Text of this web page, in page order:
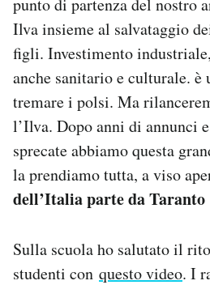
punto di partenza del nostro
Ilva insieme al salvataggio
figli. Investimento
anche sanitario e culturale. è
tremare i polsi. Ma
l’Ilva. Dopo anni di annunci
sprecate abbiamo questa
la prendiamo tutta, a viso
dell’Italia parte da Taranto
Sulla scuola ho salutato il
studenti con questo video. I